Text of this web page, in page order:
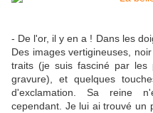
- De l'or, il y en a ! Dans les
Des images vertigineuses,
traits (je suis fasciné par
gravure), et quelques
d'exclamation. Sa reine
cependant. Je lui ai trouvé un